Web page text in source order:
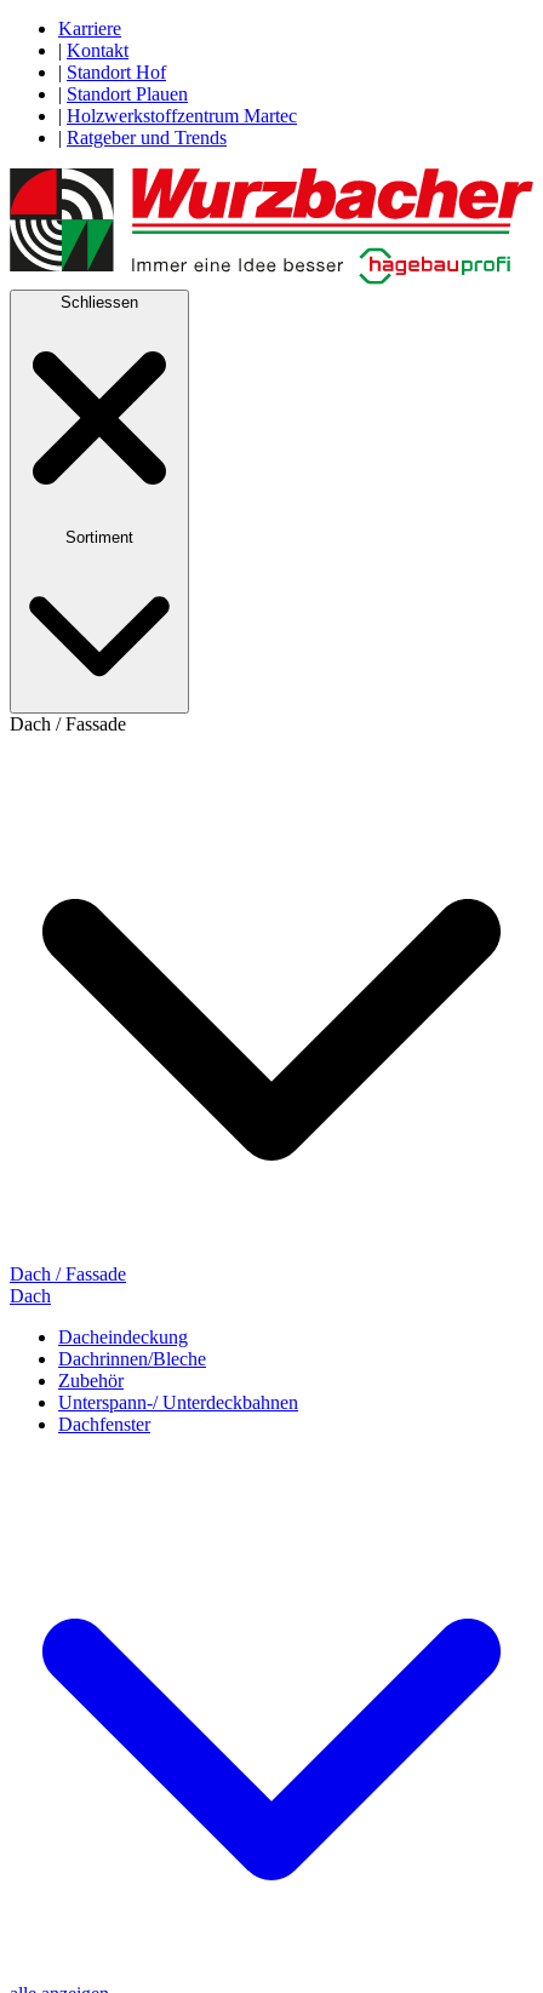
Karriere
| Kontakt
| Standort Hof
| Standort Plauen
| Holzwerkstoffzentrum Martec
| Ratgeber und Trends
Schliessen
Sortiment
Dach / Fassade
Dach / Fassade
Dach
Dacheindeckung
Dachrinnen/Bleche
Zubehör
Unterspann-/ Unterdeckbahnen
Dachfenster